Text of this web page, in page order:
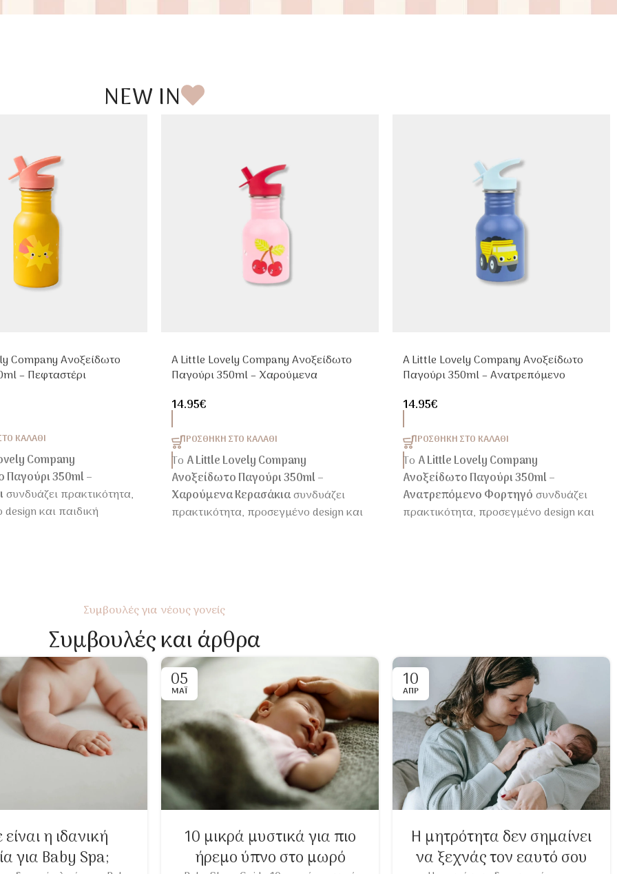
NEW IN
Company Ανοξείδωτο
– Πεφταστέρι
ΚΑΛΆΘΙ
Company
Παγούρι 350ml –
συνδυάζει πρακτικότητα,
και παιδική
A Little Lovely Company Ανοξείδωτο
Παγούρι 350ml – Χαρούμενα
14.95€
ΠΡΟΣΘΉΚΗ ΣΤΟ ΚΑΛΆΘΙ
Το A Little Lovely Company
Ανοξείδωτο Παγούρι 350ml –
Χαρούμενα Κερασάκιασυνδυάζει
πρακτικότητα, προσεγμένο design και
A Little Lovely Company Ανοξείδωτο
Παγούρι 350ml – Ανατρεπόμενο
14.95€
ΠΡΟΣΘΉΚΗ ΣΤΟ ΚΑΛΆΘΙ
Το A Little Lovely Company
Ανοξείδωτο Παγούρι 350ml –
Ανατρεπόμενο Φορτηγόσυνδυάζει
πρακτικότητα, προσεγμένο design και
Συμβουλές για νέους γονείς
Συμβουλές και άρθρα
η ιδανική
για Baby Spa;
05
ΜΆΙ
10 μικρά μυστικά για πιο
ήρεμο ύπνο στο μωρό
10
ΑΠΡ
Η μητρότητα δεν σημαίνει
να ξεχνάς τον εαυτό σου